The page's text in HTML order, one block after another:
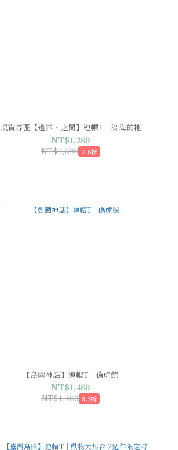
現貨專區【邊界．之間】連帽T｜淡海的牠
NT$1,280
NT$1,680 7.6折
【島國神話】連帽T｜偽虎鯨
NT$1,480
NT$1,780 8.3折